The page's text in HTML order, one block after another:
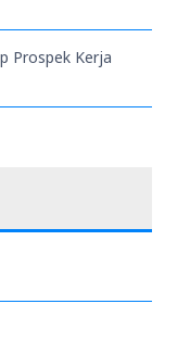
Prospek Kerja